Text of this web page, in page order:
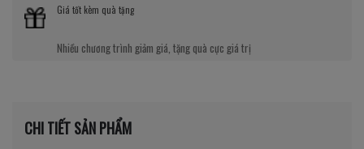
Giá tốt kèm quà tặng
Nhiều chương trình giảm giá, tặng quà cực giá trị
CHI TIẾT SẢN PHẨM